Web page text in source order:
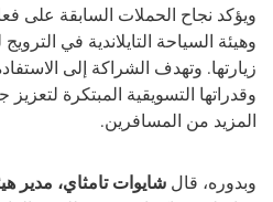
ويؤكد نجاح الحملات السابقة على
وهيئة السياحة التايلاندية في
زيارتها. وتهدف الشراكة إلى
وقدراتها التسويقية المبتكرة لتعزيز
المزيد من المسافرين.
وبدوره، قال شايوات تامثاي، مدير